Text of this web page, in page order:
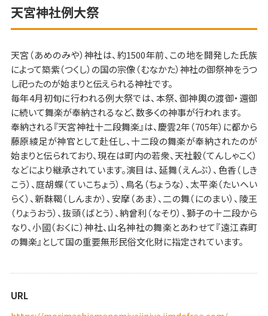
天宮神社例大祭
天宮（あめのみや）神社は、約1500年前、この地を開発した氏族
によって築紫（つくし）の国の宗像（むなかた）神社の御祭神をうつ
し祀ったのが始まりと伝えられる神社です。
毎年4月初旬に行われる例大祭では、本祭、御神輿の渡御・還御
に続いて舞楽が奉納されるなど、数多くの神事が行われます。
奉納される『天宮神社十二段舞楽』は、慶雲2年（705年）に都から
藤原綾足が神官として赴任し、十二段の舞楽が奉納されたのが
始まりと伝られており、現在は町内の若衆、天社轂（てんしゃこく）
などにより継承されています。演目は、延舞（えんぶ）、色香（しき
こう）、庭胡蝶（ていこちょう）、鳥名（ちょうな）、太平楽（たいへい
らく）、新靺鞨（しんまか）、安摩（あま）、二の舞（にのまい）、陵王
（りょうおう）、抜頭（ばとう）、納曾利（なそり）、獅子の十二段から
なり、小國（おくに）神社、山名神社の舞楽とあわせて『遠江森町
の舞楽』として国の重要無形民俗文化財に指定されています。
URL